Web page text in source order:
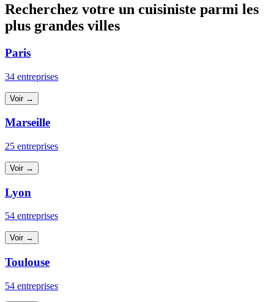
Recherchez votre un cuisiniste parmi les
plus grandes villes
Paris
34 entreprises
Voir →
Marseille
25 entreprises
Voir →
Lyon
54 entreprises
Voir →
Toulouse
54 entreprises